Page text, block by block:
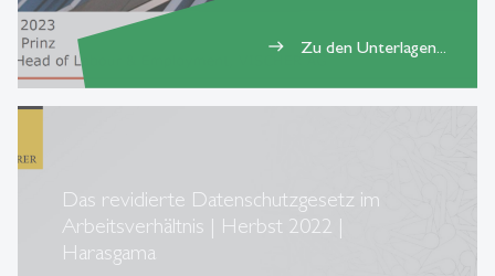
east Zu den Unterlagen...
Das revidierte Datenschutzgesetz im
Arbeitsverhältnis | Herbst 2022 |
Harasgama